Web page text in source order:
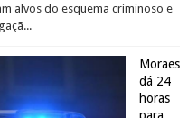
alvos do esquema criminoso e
Moraes
dá 24
horas
para